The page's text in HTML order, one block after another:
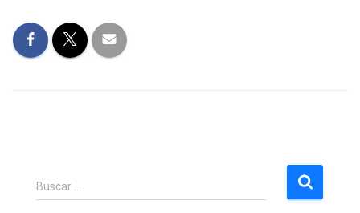
B
u
Buscar …